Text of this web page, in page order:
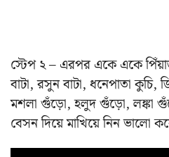
স্টেপ ২ – এরপর একে একে
বাটা, রসুন বাটা, ধনেপাতা
মশলা গুঁড়ো, হলুদ গুঁড়ো, লঙ্কা
বেসন দিয়ে মাখিয়ে নিন ভালো